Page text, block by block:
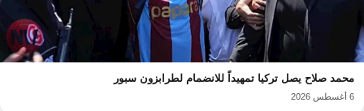
محمد صلاح يصل تركيا تمهيداً للانضمام لطرابزون سبور
6 أغسطس 2026